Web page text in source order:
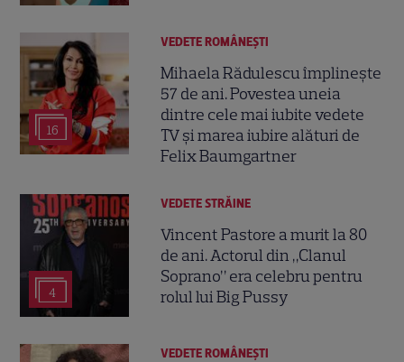
16
VEDETE ROMÂNEŞTI
Mihaela Rădulescu împlinește
57 de ani. Povestea uneia
dintre cele mai iubite vedete
TV și marea iubire alături de
Felix Baumgartner
4
VEDETE STRĂINE
Vincent Pastore a murit la 80
de ani. Actorul din „Clanul
Soprano” era celebru pentru
rolul lui Big Pussy
VEDETE ROMÂNEŞTI